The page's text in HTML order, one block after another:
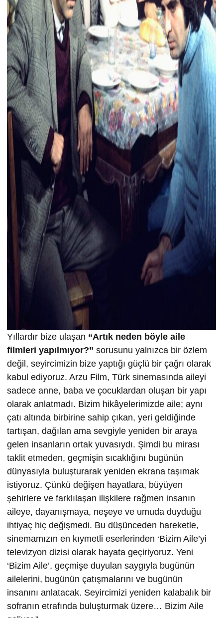
Yıllardır bize ulaşan “Artık neden böyle aile
filmleri yapılmıyor?” sorusunu yalnızca bir özlem
değil, seyircimizin bize yaptığı güçlü bir çağrı olarak
kabul ediyoruz. Arzu Film, Türk sinemasında aileyi
sadece anne, baba ve çocuklardan oluşan bir yapı
olarak anlatmadı. Bizim hikâyelerimizde aile; aynı
çatı altında birbirine sahip çıkan, yeri geldiğinde
tartışan, dağılan ama sevgiyle yeniden bir araya
gelen insanların ortak yuvasıydı. Şimdi bu mirası
taklit etmeden, geçmişin sıcaklığını bugünün
dünyasıyla buluşturarak yeniden ekrana taşımak
istiyoruz. Çünkü değişen hayatlara, büyüyen
şehirlere ve farklılaşan ilişkilere rağmen insanın
aileye, dayanışmaya, neşeye ve umuda duyduğu
ihtiyaç hiç değişmedi. Bu düşünceden hareketle,
sinemamızın en kıymetli eserlerinden ‘Bizim Aile’yi
televizyon dizisi olarak hayata geçiriyoruz. Yeni
‘Bizim Aile’, geçmişe duyulan saygıyla bugünün
ailelerini, bugünün çatışmalarını ve bugünün
insanını anlatacak. Seyircimizi yeniden kalabalık bir
sofranın etrafında buluşturmak üzere… Bizim Aile